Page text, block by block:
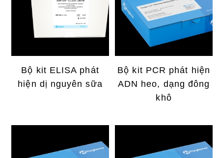
Bộ kit ELISA phát
hiện dị nguyên sữa
Bộ kit PCR phát hiện
ADN heo, dạng đông
khô